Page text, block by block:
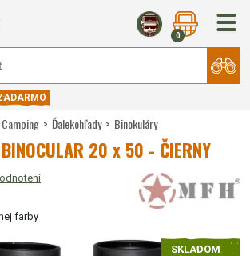
0
Ďalekohľady Binokuláry
20 x 50 - ČIERNY
farby
SKLADOM